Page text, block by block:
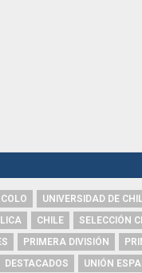
UNIVERSIDAD DE
CHILE
SELECCIÓN
PRIMERA DIVISIÓN
DESTACADOS
UNIÓN